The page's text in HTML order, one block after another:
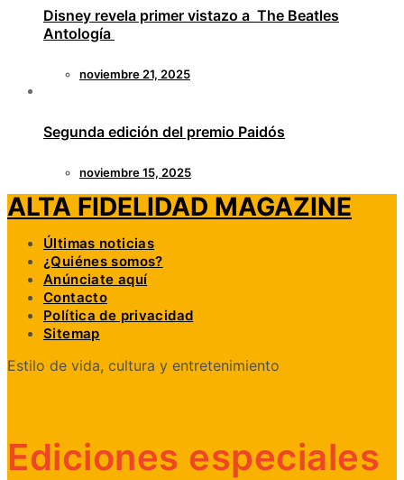
Disney revela primer vistazo a The Beatles
Antología
noviembre 21, 2025
Segunda edición del premio Paidós
noviembre 15, 2025
ALTA FIDELIDAD MAGAZINE
Últimas noticias
¿Quiénes somos?
Anúnciate aquí
Contacto
Política de privacidad
Sitemap
Estilo de vida, cultura y entretenimiento
Ediciones especiales